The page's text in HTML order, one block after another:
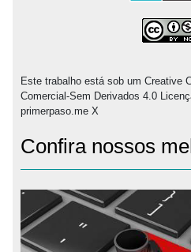
Este trabalho está sob um Creative
Comercial-Sem Derivados 4.0
primerpaso.me X
Confira nossos